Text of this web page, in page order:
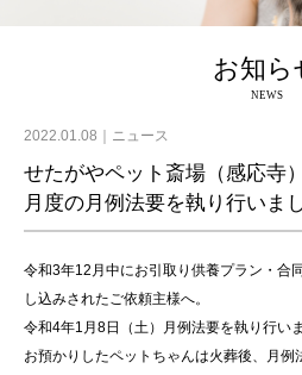
お知ら
NEWS
2022.01.08 ニュース
せたがやペット斎場（感応寺
月度の月例法要を執り行いま
令和3年12月中にお引取り供養プラン・合
し込みされたご依頼主様へ。
令和4年1月8日（土）月例法要を執り行いま
お預かりしたペットちゃんは火葬後、月